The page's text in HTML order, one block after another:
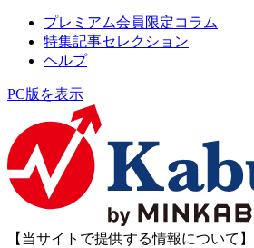
プレミアム会員限定コラム
特集記事セレクション
ヘルプ
PC版を表示
【当サイトで提供する情報について】